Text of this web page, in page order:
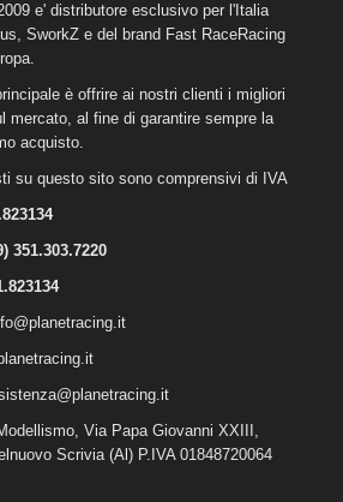
e' distributore esclusivo per l'Italia
SworkZ e del brand Fast RaceRacing
è offrire ai nostri clienti i migliori
mercato, al fine di garantire sempre la
acquisto.
su questo sito sono comprensivi di IVA
351.303.7220
Via Papa Giovanni XXIII,
Scrivia (Al) P.IVA 01848720064